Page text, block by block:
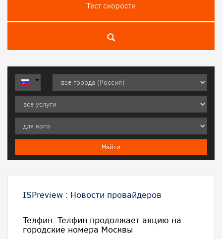
Тест скороcти
ISPreview : Новости провайдеров
Телфин: Телфин продолжает акцию на
городские номера Москвы